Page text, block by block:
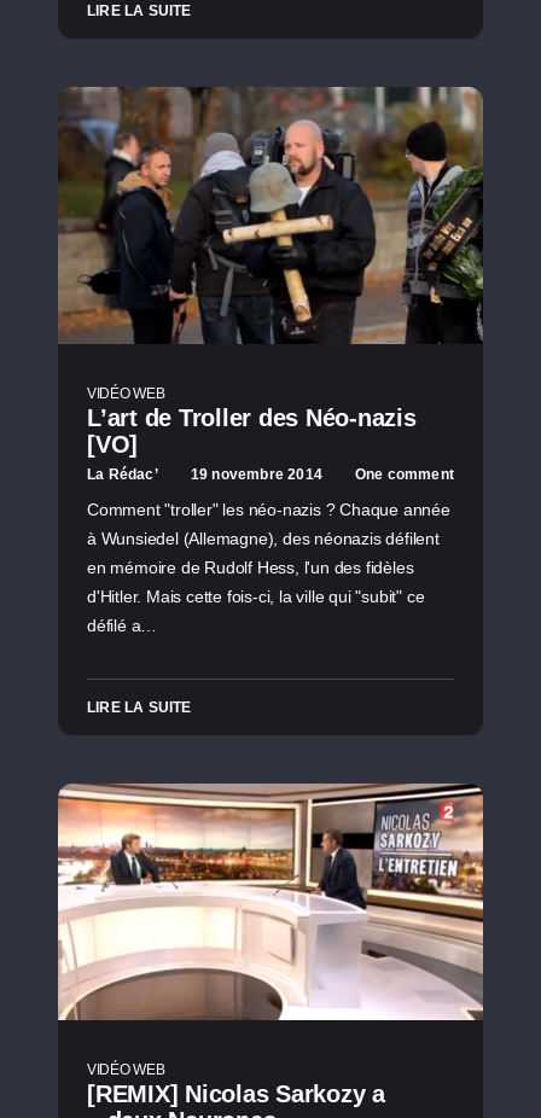
LIRE LA SUITE
VIDÉO WEB
L’art de Troller des Néo-nazis
[VO]
La Rédac’ 19 novembre 2014 One comment
Comment "troller" les néo-nazis ? Chaque année
à Wunsiedel (Allemagne), des néonazis défilent
en mémoire de Rudolf Hess, l'un des fidèles
d'Hitler. Mais cette fois-ci, la ville qui "subit" ce
défilé a…
LIRE LA SUITE
VIDÉO WEB
[REMIX] Nicolas Sarkozy a